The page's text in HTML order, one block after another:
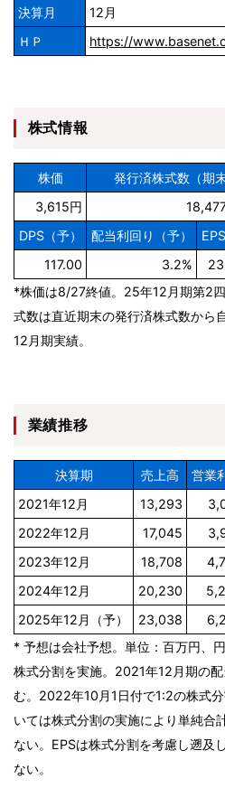
決算月
12月
ＨＰ
https://
株式情報
株価 発行済株式数（期末
3,615円
DPS（予）
配当利回り（予）
117.00
3.2%
*株価は8/27終値。25年12月期第2
式数は直近期末の発行済株式数から
12月期実績。
業績推移
決算期 売上高 営業
2021年12月
13,293
2022年12月
17,045
2023年12月
18,708
2024年12月
20,230
2025年12月（予）
23,038
* 予想は会社予想。単位：百万円、
株式分割を実施。2021年12月期の
む。2022年10月1日付で1:2の株式
いては株式分割の実施により単純合
ない。EPSは株式分割を考慮し遡及
ない。